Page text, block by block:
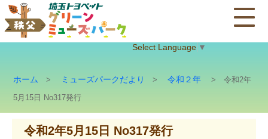
Select Language ▼
ホーム > ミューズパークだより > 令和２年 > 令和2年
5月15日 No317発行
令和2年5月15日 No317発行